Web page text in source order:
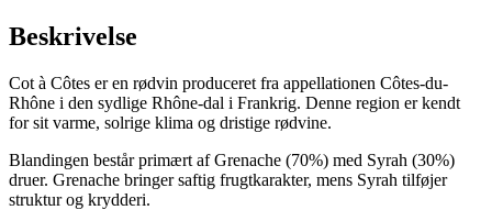
Côtes
du
antal
Beskrivelse
Cot à Côtes er en rødvin produceret fra appellationen Côtes-du-
Rhône i den sydlige Rhône-dal i Frankrig. Denne region er kendt
for sit varme, solrige klima og dristige rødvine.
Blandingen består primært af Grenache (70%) med Syrah (30%)
druer. Grenache bringer saftig frugtkarakter, mens Syrah tilføjer
struktur og krydderi.